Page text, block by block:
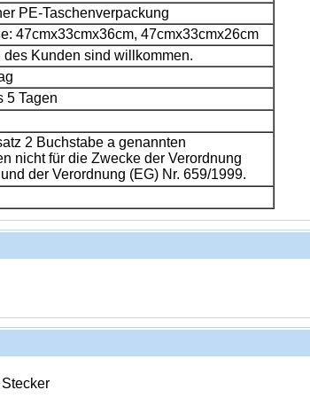
PE-Taschenverpackung
47cmx33cmx36cm, 47cmx33cmx26cm
des Kunden sind willkommen.
5 Tagen
2 Buchstabe a genannten
nicht für die Zwecke der Verordnung
der Verordnung (EG) Nr. 659/1999.